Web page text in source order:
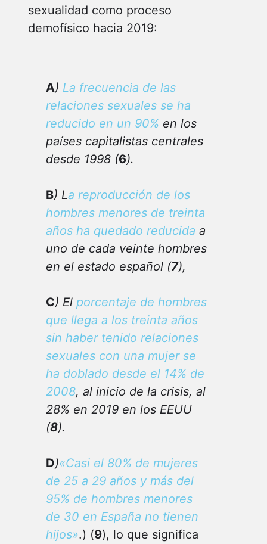
sexualidad como proceso
demofísico hacia 2019:
A) La frecuencia de las
relaciones sexuales se ha
reducido en un 90% en los
países capitalistas centrales
desde 1998 (6).
B) La reproducción de los
hombres menores de treinta
años ha quedado reducida a
uno de cada veinte hombres
en el estado español (7),
C) El porcentaje de hombres
que llega a los treinta años
sin haber tenido relaciones
sexuales con una mujer se
ha doblado desde el 14% de
2008, al inicio de la crisis, al
28% en 2019 en los EEUU
(8).
D)«Casi el 80% de mujeres
de 25 a 29 años y más del
95% de hombres menores
de 30 en España no tienen
hijos».) (9), lo que significa